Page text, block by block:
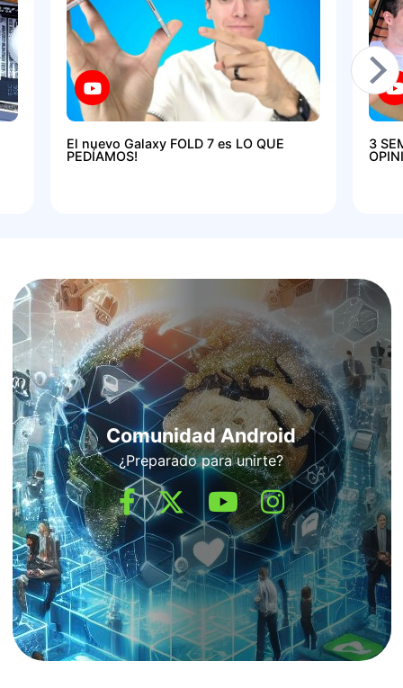
El nuevo Galaxy FOLD 7 es LO QUE
PEDÍAMOS!
3
Comunidad Android
¿Preparado para unirte?